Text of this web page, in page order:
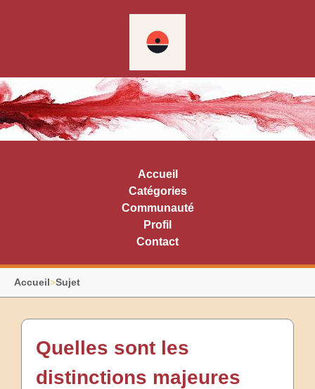
Accueil
Catégories
Communauté
Profil
Contact
Accueil>Sujet
Quelles sont les
distinctions majeures